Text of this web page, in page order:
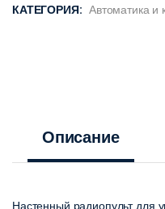
КАТЕГОРИЯ: Автоматика и
Описание